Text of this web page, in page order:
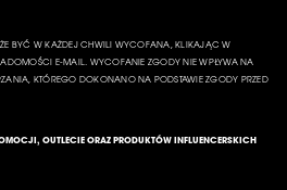
BYĆ W KAŻDEJ CHWILI WYCOFANA, KLIKAJĄC W
E-MAIL. WYCOFANIE ZGODY NIE WPŁYWA NA
KTÓREGO DOKONANO NA PODSTAWIE ZGODY PRZED
OUTLECIE ORAZ PRODUKTÓW INFLUENCERSKICH